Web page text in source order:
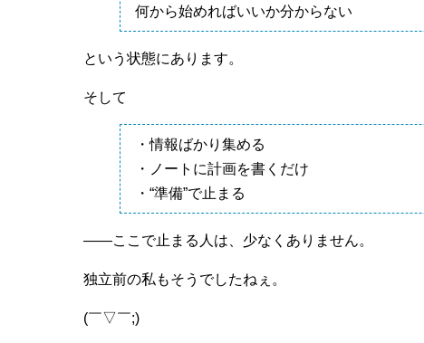
何から始めればいいか分からない
という状態にあります。
そして
・情報ばかり集める
・ノートに計画を書くだけ
・“準備”で止まる
——ここで止まる人は、少なくありません。
独立前の私もそうでしたねぇ。
(￣▽￣;)